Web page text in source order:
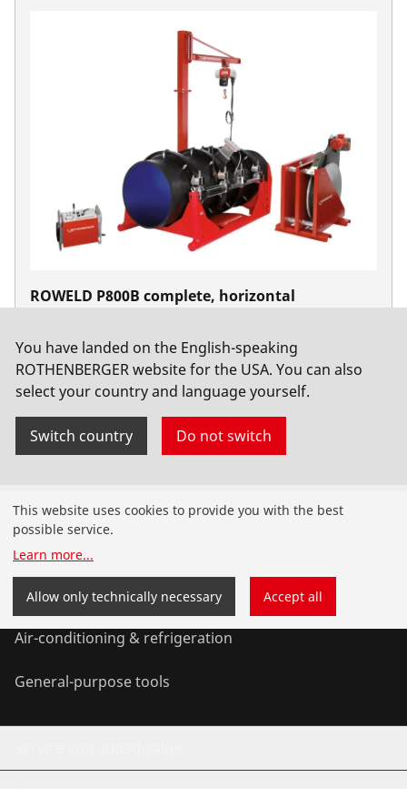
ROWELD P800B complete, horizontal
You have landed on the English-speaking
ROTHENBERGER website for the USA. You can also
select your country and language yourself.
Switch country Do not switch
Products
Installation
Service and Maintenance
Air-conditioning & refrigeration
General-purpose tools
This website uses cookies to provide you with the best
possible service.
Learn more...
Allow only technically necessary Accept all